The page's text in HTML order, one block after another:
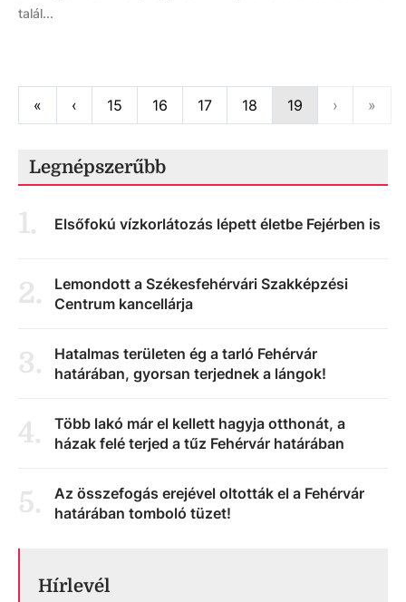
talál...
« ‹ Previous
15 16 17 18 19 › Next»
Legnépszerűbb
1. Elsőfokú vízkorlátozás lépett életbe Fejérben is
2.
Lemondott a Székesfehérvári Szakképzési
Centrum kancellárja
3.
Hatalmas területen ég a tarló Fehérvár
határában, gyorsan terjednek a lángok!
4.
Több lakó már el kellett hagyja otthonát, a
házak felé terjed a tűz Fehérvár határában
5.
Az összefogás erejével oltották el a Fehérvár
határában tomboló tüzet!
Hírlevél